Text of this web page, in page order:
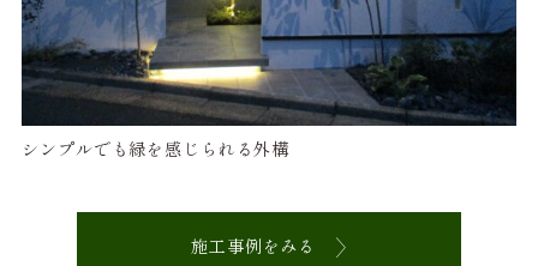
シンプルでも緑を感じられる外構
施工事例をみる